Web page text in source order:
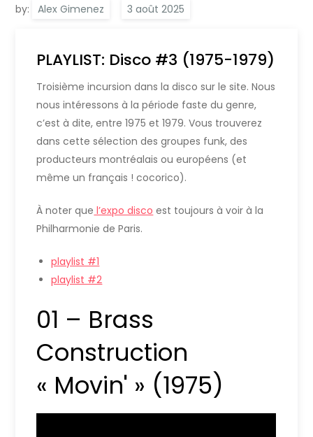
by: Alex Gimenez
PLAYLIST: Disco #3 (1975-1979)
Troisième incursion dans la disco sur le site. Nous
nous intéressons à la période faste du genre,
c’est à dite, entre 1975 et 1979. Vous trouverez
dans cette sélection des groupes funk, des
producteurs montréalais ou européens (et
même un français ! cocorico).
À noter que l’expo disco est toujours à voir à la
Philharmonie de Paris.
playlist #1
playlist #2
01 – Brass
Construction
« Movin' » (1975)